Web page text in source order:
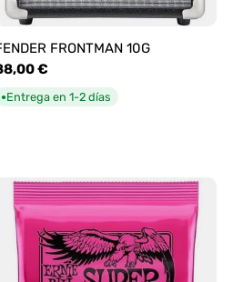
FRONTMAN 10G
€
●Entrega en 1-2 días